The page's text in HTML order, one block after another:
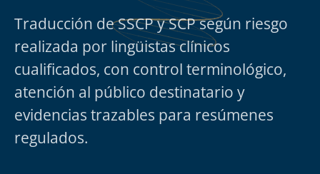
Traducción de SSCP y SCP según riesgo
realizada por lingüistas clínicos
cualificados, con control terminológico,
atención al público destinatario y
evidencias trazables para resúmenes
regulados.